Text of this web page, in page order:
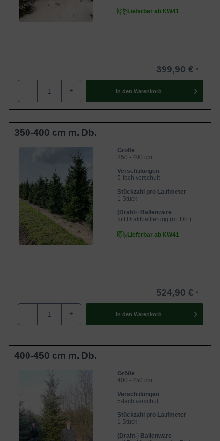
Lieferbar ab KW41
399,90 €
- + In den Warenkorb
350-400 cm m. Db.
Größe
350 - 400 cm
Verschulungen
5-fach verschult
Stückzahl pro Laufmeter
1 Stück
(Draht-) Ballenware
mit Drahtballierung (m. Db.)
Lieferbar ab KW41
524,90 €
- + In den Warenkorb
400-450 cm m. Db.
Größe
400 - 450 cm
Verschulungen
5-fach verschult
Stückzahl pro Laufmeter
1 Stück
(Draht-) Ballenware